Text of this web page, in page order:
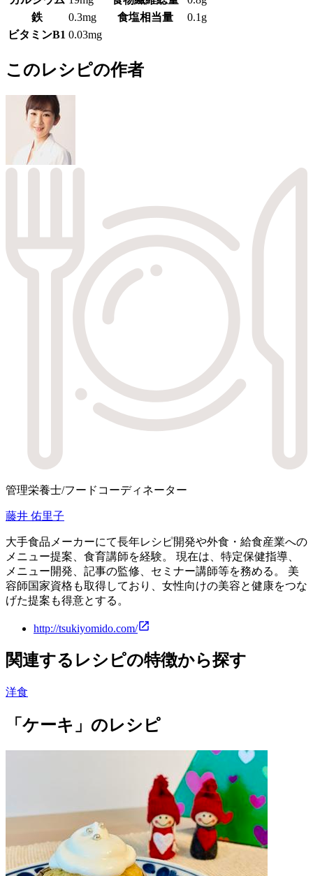
鉄
0.3mg 食塩相当量
0.1g
ビタミンB1 0.03mg
このレシピの作者
管理栄養士/フードコーディネーター
藤井 佑里子
大手食品メーカーにて長年レシピ開発や外食・給食産業への
メニュー提案、食育講師を経験。 現在は、特定保健指導、
メニュー開発、記事の監修、セミナー講師等を務める。 美
容師国家資格も取得しており、女性向けの美容と健康をつな
げた提案も得意とする。
http://tsukiyomido.com/
関連するレシピの特徴から探す
洋食
「ケーキ」のレシピ